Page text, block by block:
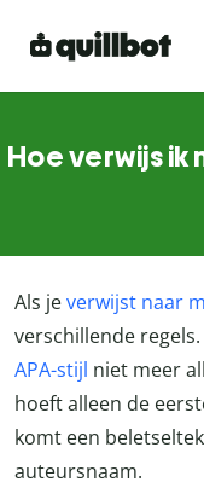
Hoe verwijs ik
Als jeverwijst naar
verschillende
APA-stijl niet meer
hoeft alleen de
komt een
auteursnaam.